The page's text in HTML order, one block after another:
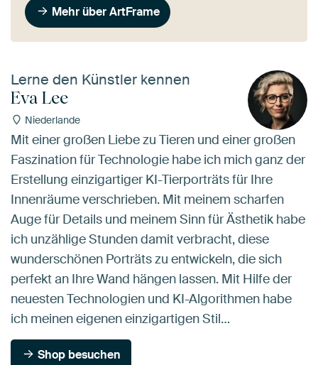
Mehr über ArtFrame
Lerne den Künstler kennen
Eva Lee
Niederlande
Mit einer großen Liebe zu Tieren und einer großen
Faszination für Technologie habe ich mich ganz der
Erstellung einzigartiger KI-Tierporträts für Ihre
Innenräume verschrieben. Mit meinem scharfen
Auge für Details und meinem Sinn für Ästhetik habe
ich unzählige Stunden damit verbracht, diese
wunderschönen Porträts zu entwickeln, die sich
perfekt an Ihre Wand hängen lassen. Mit Hilfe der
neuesten Technologien und KI-Algorithmen habe
ich meinen eigenen einzigartigen Stil…
Shop besuchen